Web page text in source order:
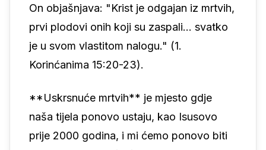
On objašnjava: "Krist je odgajan iz mrtvih,
prvi plodovi onih koji su zaspali… svatko
je u svom vlastitom nalogu." (1.
Korinćanima 15:20-23).
**Uskrsnuće mrtvih** je mjesto gdje
naša tijela ponovo ustaju, kao Isusovo
prije 2000 godina, i mi ćemo ponovo biti